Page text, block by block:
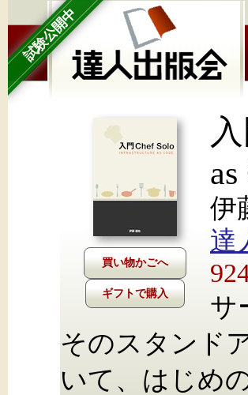
試験公開中
ギフトで購入
as
伊
達
サ
そのスタンド
いて、はじめ